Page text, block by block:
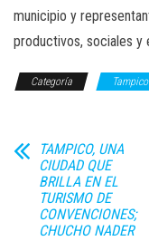
municipio y
productivos, sociales y
Categoría Tampico
TAMPICO, UNA
CIUDAD QUE
BRILLA EN EL
TURISMO DE
CONVENCIONES;
CHUCHO NADER